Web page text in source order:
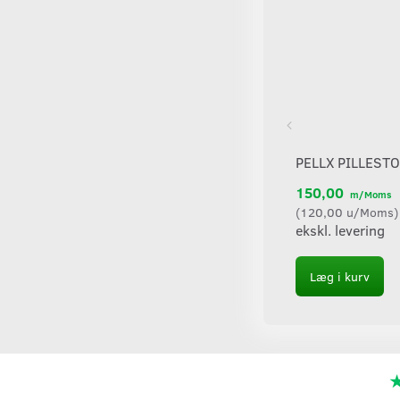
PELLX
150,00 m/Moms
(120,00 u/Moms)
ekskl. levering
Læg i kurv